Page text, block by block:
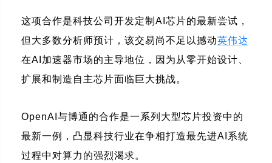
这项合作是科技公司开发定制AI芯片的最新尝试，
但大多数分析师预计，该交易尚不足以撼动英伟达
在AI加速器市场的主导地位，因为从零开始设计、
扩展和制造自主芯片面临巨大挑战。
OpenAI与博通的合作是一系列大型芯片投资中的
最新一例，凸显科技行业在争相打造最先进AI系统
过程中对算力的强烈渴求。